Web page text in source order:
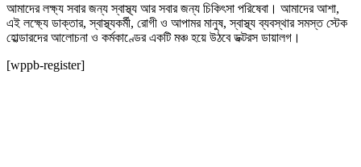
আমাদের লক্ষ্য সবার জন্য স্বাস্থ্য আর সবার জন্য চিকিৎসা পরিষেবা। আমাদের আশা,
এই লক্ষ্যে ডাক্তার, স্বাস্থ্যকর্মী, রোগী ও আপামর মানুষ, স্বাস্থ্য ব্যবস্থার সমস্ত স্টেক
হোল্ডারদের আলোচনা ও কর্মকাণ্ডের একটি মঞ্চ হয়ে উঠবে ডক্টরস ডায়ালগ।
[wppb-register]